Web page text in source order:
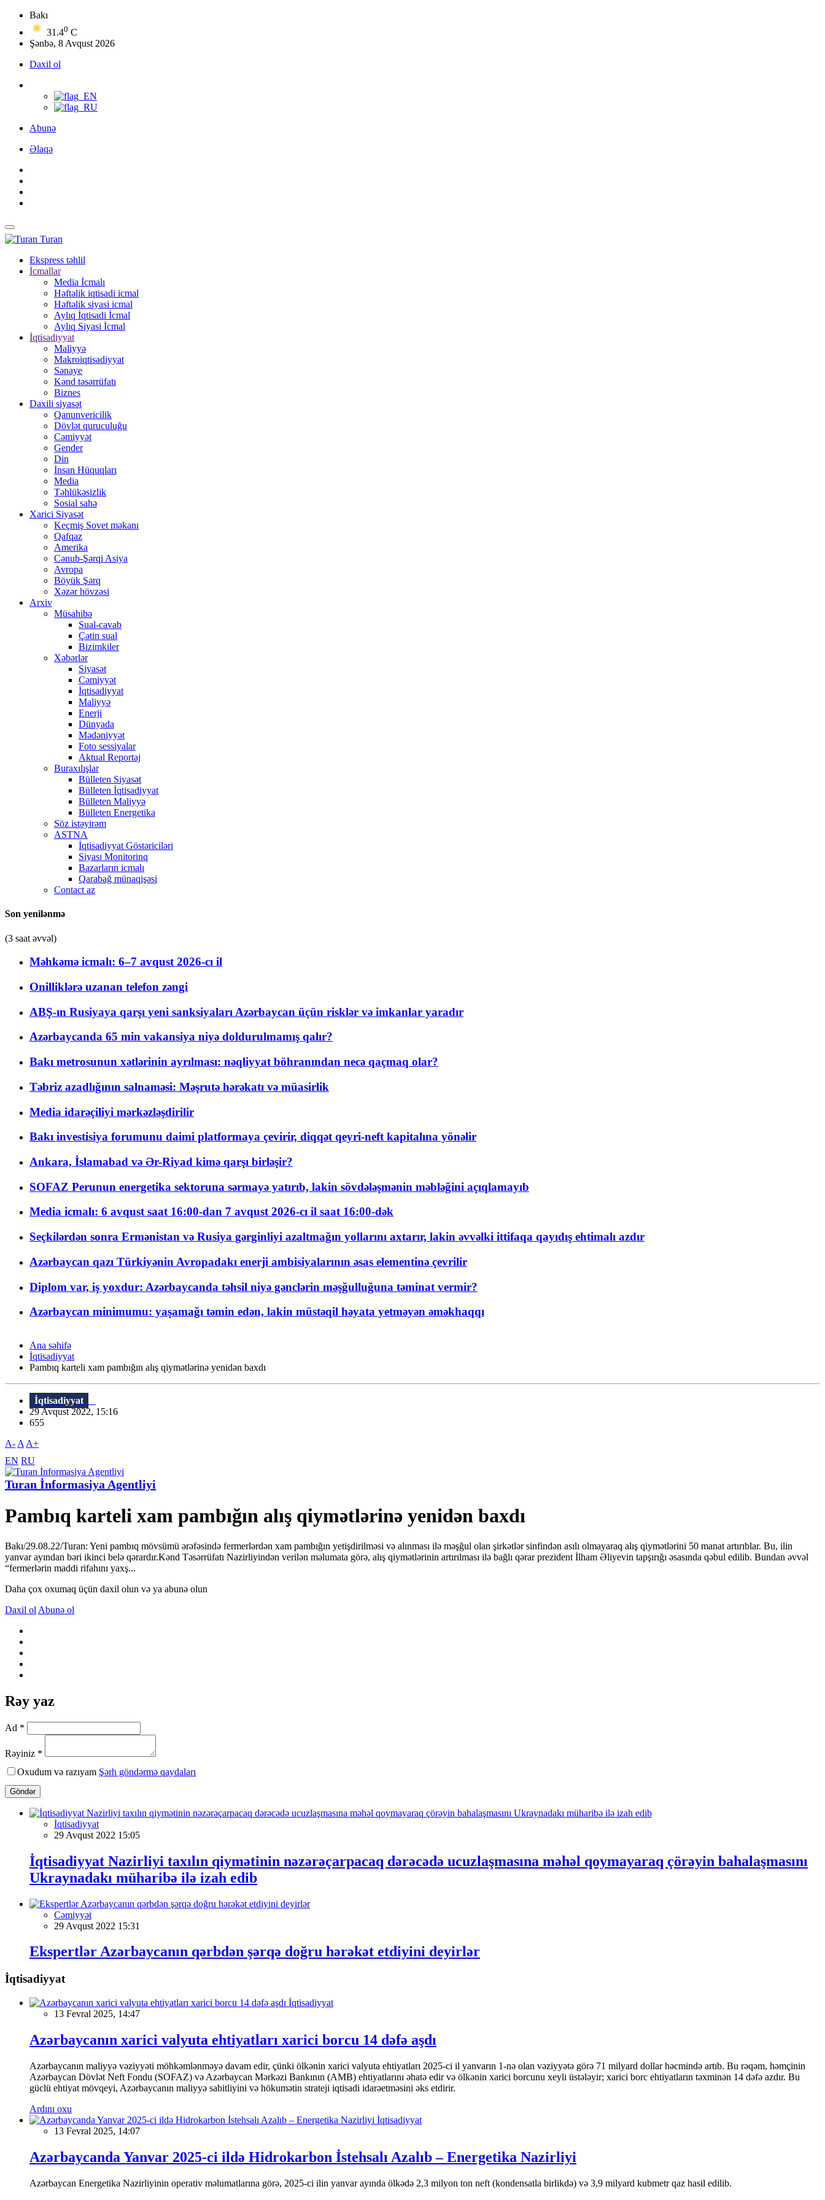
Bakı
31.40 C
Şənbə, 8 Avqust 2026
Daxil ol
Abunə
Əlaqə
Turan
Ekspress təhlil
İcmallar
Media İcmalı
Həftəlik iqtisadi icmal
Həftəlik siyasi icmal
Aylıq İqtisadi İcmal
Aylıq Siyasi İcmal
İqtisadiyyat
Maliyyə
Makroiqtisadiyyat
Sənaye
Kənd təsərrüfatı
Biznes
Daxili siyasət
Qanunvericilik
Dövlət quruculuğu
Cəmiyyət
Gender
Din
İnsan Hüquqları
Media
Təhlükəsizlik
Sosial sahə
Xarici Siyasət
Keçmiş Sovet məkanı
Qafqaz
Amerika
Cənub-Şərqi Asiya
Avropa
Böyük Şərq
Xəzər hövzəsi
Arxiv
Müsahibə
Sual-cavab
Çətin sual
Bizimkiler
Xəbərlər
Siyasət
Cəmiyyət
İqtisadiyyat
Maliyyə
Enerji
Dünyada
Mədəniyyət
Foto sessiyalar
Aktual Reportaj
Buraxılışlar
Bülleten Siyasət
Bülleten İqtisadiyyat
Bülleten Maliyyə
Bülleten Energetika
Söz istəyirəm
ASTNA
İqtisadiyyat Göstəriciləri
Siyası Monitorinq
Bazarların icmalı
Qarabağ münaqişəsi
Contact az
Son yenilənmə
(3 saat əvvəl)
Məhkəmə icmalı: 6–7 avqust 2026-cı il
Onilliklərə uzanan telefon zəngi
ABŞ-ın Rusiyaya qarşı yeni sanksiyaları Azərbaycan üçün risklər və imkanlar yaradır
Azərbaycanda 65 min vakansiya niyə doldurulmamış qalır?
Bakı metrosunun xətlərinin ayrılması: nəqliyyat böhranından necə qaçmaq olar?
Təbriz azadlığının salnaməsi: Məşrutə hərəkatı və müasirlik
Media idarəçiliyi mərkəzləşdirilir
Bakı investisiya forumunu daimi platformaya çevirir, diqqət qeyri-neft kapitalına yönəlir
Ankara, İslamabad və Ər-Riyad kimə qarşı birləşir?
SOFAZ Perunun energetika sektoruna sərmayə yatırıb, lakin sövdələşmənin məbləğini açıqlamayıb
Media icmalı: 6 avqust saat 16:00-dan 7 avqust 2026-cı il saat 16:00-dək
Seçkilərdən sonra Ermənistan və Rusiya gərginliyi azaltmağın yollarını axtarır, lakin əvvəlki ittifaqa qayıdış ehtimalı azdır
Azərbaycan qazı Türkiyənin Avropadakı enerji ambisiyalarının əsas elementinə çevrilir
Diplom var, iş yoxdur: Azərbaycanda təhsil niyə gənclərin məşğulluğuna təminat vermir?
Azərbaycan minimumu: yaşamağı təmin edən, lakin müstəqil həyata yetməyən əməkhaqqı
Ana səhifə
İqtisadiyyat
Pambıq karteli xam pambığın alış qiymətlərinə yenidən baxdı
İqtisadiyyat
29 Avqust 2022, 15:16
655
A- A A+
EN RU
Turan İnformasiya Agentliyi
Pambıq karteli xam pambığın alış qiymətlərinə yenidən baxdı
Bakı/29.08.22/Turan: Yeni pambıq mövsümü ərəfəsində fermerlərdən xam pambığın yetişdirilməsi və alınması ilə məşğul olan şirkətlər sinfindən asılı olmayaraq alış qiymətlərini 50 manat artırıblar. Bu, ilin
yanvar ayından bəri ikinci belə qərardır.Kənd Təsərrüfatı Nazirliyindən verilən məlumata görə, alış qiymətlərinin artırılması ilə bağlı qərar prezident İlham Əliyevin tapşırığı əsasında qəbul edilib. Bundan əvvəl
“fermerlərin maddi rifahını yaxş...
Daha çox oxumaq üçün daxil olun və ya abunə olun
Daxil ol Abunə ol
Rəy yaz
Ad *
Rəyiniz *
Oxudum və razıyam Şərh göndərmə qaydaları
Göndər
İqtisadiyyat
29 Avqust 2022 15:05
İqtisadiyyat Nazirliyi taxılın qiymətinin nəzərəçarpacaq dərəcədə ucuzlaşmasına məhəl qoymayaraq çörəyin bahalaşmasını
Ukraynadakı müharibə ilə izah edib
Cəmiyyət
29 Avqust 2022 15:31
Ekspertlər Azərbaycanın qərbdən şərqə doğru hərəkət etdiyini deyirlər
İqtisadiyyat
İqtisadiyyat
13 Fevral 2025, 14:47
Azərbaycanın xarici valyuta ehtiyatları xarici borcu 14 dəfə aşdı
Azərbaycanın maliyyə vəziyyəti möhkəmlənməyə davam edir, çünki ölkənin xarici valyuta ehtiyatları 2025-ci il yanvarın 1-nə olan vəziyyətə görə 71 milyard dollar həcmində artıb. Bu rəqəm, həmçinin
Azərbaycan Dövlət Neft Fondu (SOFAZ) və Azərbaycan Mərkəzi Bankının (AMB) ehtiyatlarını əhatə edir və ölkənin xarici borcunu xeyli üstələyir; xarici borc ehtiyatların təxminən 14 dəfə azdır. Bu
güclü ehtiyat mövqeyi, Azərbaycanın maliyyə sabitliyini və hökumətin strateji iqtisadi idarəetməsini əks etdirir.
Ardını oxu
İqtisadiyyat
13 Fevral 2025, 14:07
Azərbaycanda Yanvar 2025-ci ildə Hidrokarbon İstehsalı Azalıb – Energetika Nazirliyi
Azərbaycan Energetika Nazirliyinin operativ məlumatlarına görə, 2025-ci ilin yanvar ayında ölkədə 2,3 milyon ton neft (kondensatla birlikdə) və 3,9 milyard kubmetr qaz hasil edilib.